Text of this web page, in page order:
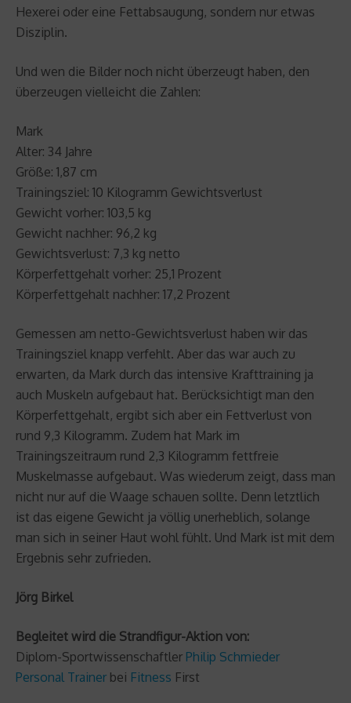
Hexerei oder eine Fettabsaugung, sondern nur etwas
Disziplin.
Und wen die Bilder noch nicht überzeugt haben, den
überzeugen vielleicht die Zahlen:
Mark
Alter: 34 Jahre
Größe: 1,87 cm
Trainingsziel: 10 Kilogramm Gewichtsverlust
Gewicht vorher: 103,5 kg
Gewicht nachher: 96,2 kg
Gewichtsverlust: 7,3 kg netto
Körperfettgehalt vorher: 25,1 Prozent
Körperfettgehalt nachher: 17,2 Prozent
Gemessen am netto-Gewichtsverlust haben wir das
Trainingsziel knapp verfehlt. Aber das war auch zu
erwarten, da Mark durch das intensive Krafttraining ja
auch Muskeln aufgebaut hat. Berücksichtigt man den
Körperfettgehalt, ergibt sich aber ein Fettverlust von
rund 9,3 Kilogramm. Zudem hat Mark im
Trainingszeitraum rund 2,3 Kilogramm fettfreie
Muskelmasse aufgebaut. Was wiederum zeigt, dass man
nicht nur auf die Waage schauen sollte. Denn letztlich
ist das eigene Gewicht ja völlig unerheblich, solange
man sich in seiner Haut wohl fühlt. Und Mark ist mit dem
Ergebnis sehr zufrieden.
Jörg Birkel
Begleitet wird die Strandfigur-Aktion von:
Diplom-Sportwissenschaftler Philip Schmieder
Personal Trainer bei Fitness First